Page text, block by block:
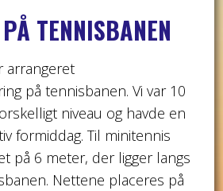
TENNISBANEN
arrangeret
på tennisbanen. Vi var 10
niveau og havde en
formiddag. Til minitennis
på 6 meter, der ligger langs
Nettene placeres på